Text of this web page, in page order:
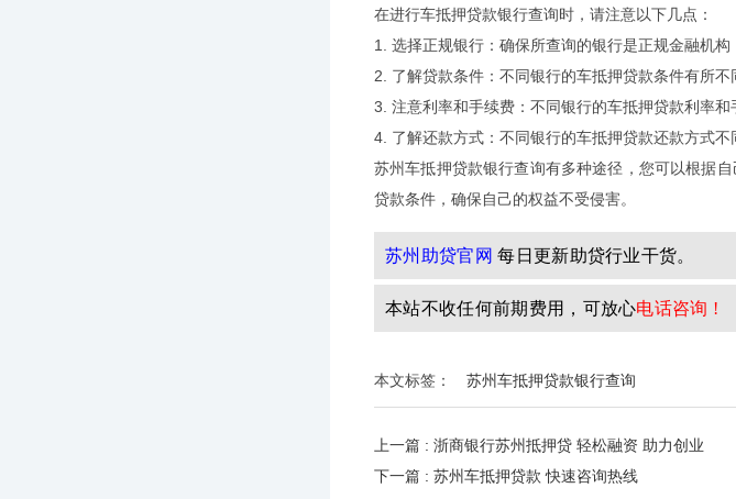
在进行车抵押贷款银行查询时，请注意以下几点：
1. 选择正规银行：确保所查询的银行是正规金融机构
2. 了解贷款条件：不同银行的车抵押贷款条件有所不
3. 注意利率和手续费：不同银行的车抵押贷款利率
4. 了解还款方式：不同银行的车抵押贷款还款方式不
苏州车抵押贷款银行查询有多种途径，您可以根据
贷款条件，确保自己的权益不受侵害。
苏州助贷官网 每日更新助贷行业干货。
本站不收任何前期 费用，可放心电话咨询 !
本文标签： 苏州车抵押贷款银行查询
上一篇 : 浙商银行苏州抵押贷 轻松融资 助力创业
下一篇 : 苏州车抵押贷款 快速咨询热线